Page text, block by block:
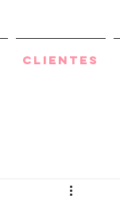
Clientes